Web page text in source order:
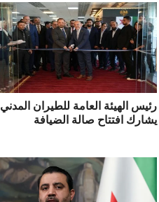
رئيس الهيئة العامة للطيران المدني
يشارك افتتاح صالة الضيافة